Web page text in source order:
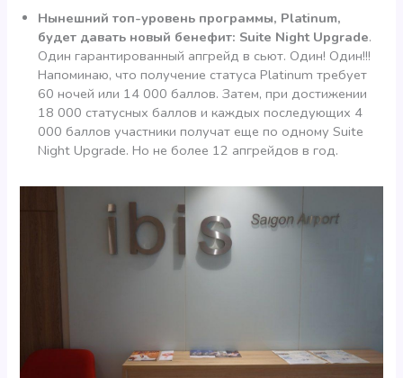
Нынешний топ-уровень программы, Platinum,
будет давать новый бенефит: Suite Night Upgrade.
Один гарантированный апгрейд в сьют. Один! Один!!!
Напоминаю, что получение статуса Platinum требует
60 ночей или 14 000 баллов. Затем, при достижении
18 000 статусных баллов и каждых последующих 4
000 баллов участники получат еще по одному Suite
Night Upgrade. Но не более 12 апгрейдов в год.